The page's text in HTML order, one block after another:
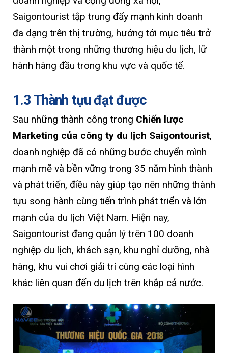
Saigontourist tập trung đẩy mạnh kinh doanh
đa dạng trên thị trường, hướng tới mục tiêu trở
thành một trong những thương hiệu du lịch, lữ
hành hàng đầu trong khu vực và quốc tế.
1.3 Thành tựu đạt được
Sau những thành công trong Chiến lược
Marketing của công ty du lịch Saigontourist,
doanh nghiệp đã có những bước chuyển mình
mạnh mẽ và bền vững trong 35 năm hình thành
và phát triển, điều này giúp tạo nên những thành
tựu song hành cùng tiến trình phát triển và lớn
mạnh của du lịch Việt Nam. Hiện nay,
Saigontourist đang quản lý trên 100 doanh
nghiệp du lịch, khách sạn, khu nghỉ dưỡng, nhà
hàng, khu vui chơi giải trí cùng các loại hình
khác liên quan đến du lịch trên khắp cả nước.